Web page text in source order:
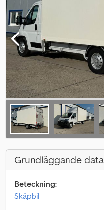
Grundläggande data
Beteckning:
Skåpbil